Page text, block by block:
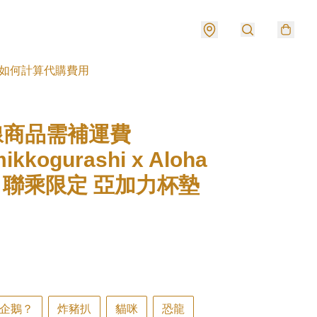
何計算代購費用
商品需補運費
x Aloha
乘限定 亞加力杯墊
企鵝？ 炸豬扒 貓咪 恐龍